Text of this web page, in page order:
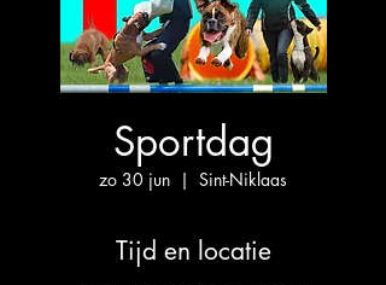
Sportdag
zo 30 jun
  |
Sint-Niklaas
Tijd en locatie